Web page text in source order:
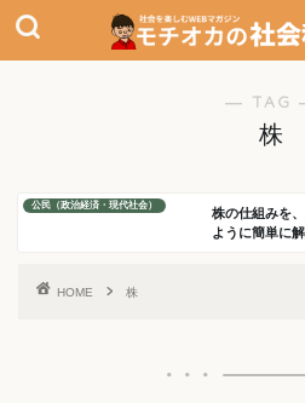
通信教育
― TAG
株
公民（政治経済・現代社会）
株の仕組みを
ように簡単に
HOME 株